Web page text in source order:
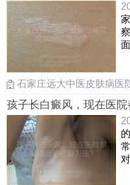
石家庄远大中医皮肤病
孩子长白癜风，现在医